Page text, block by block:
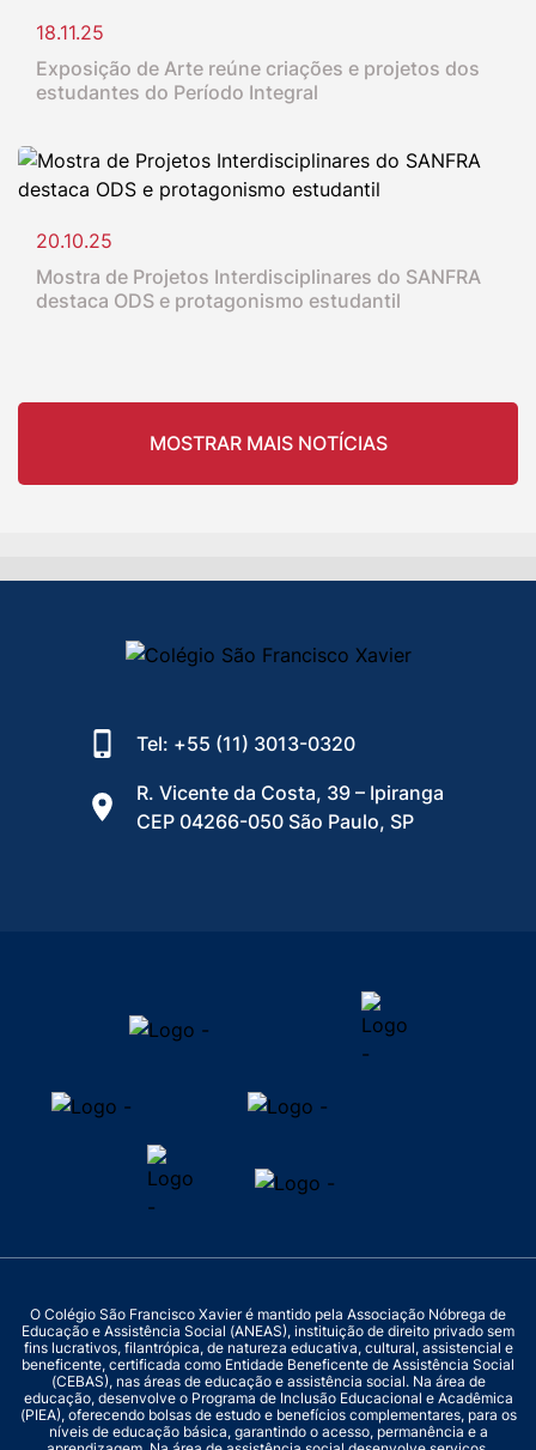
18.11.25
Exposição de Arte reúne criações e projetos dos
estudantes do Período Integral
20.10.25
Mostra de Projetos Interdisciplinares do SANFRA
destaca ODS e protagonismo estudantil
MOSTRAR MAIS NOTÍCIAS
Tel: +55 (11) 3013-0320
R. Vicente da Costa, 39 – Ipiranga
CEP 04266-050 São Paulo, SP
O Colégio São Francisco Xavier é mantido pela Associação Nóbrega de
Educação e Assistência Social (ANEAS), instituição de direito privado sem
fins lucrativos, filantrópica, de natureza educativa, cultural, assistencial e
beneficente, certificada como Entidade Beneficente de Assistência Social
(CEBAS), nas áreas de educação e assistência social. Na área de
educação, desenvolve o Programa de Inclusão Educacional e Acadêmica
(PIEA), oferecendo bolsas de estudo e benefícios complementares, para os
níveis de educação básica, garantindo o acesso, permanência e a